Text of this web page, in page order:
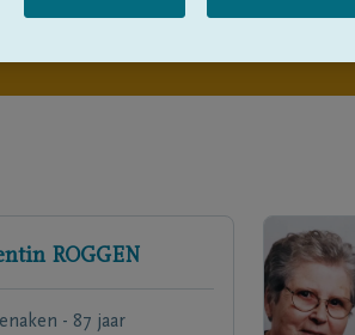
ROGGEN
- 87 jaar